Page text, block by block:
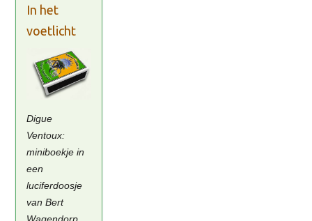
In het
voetlicht
Digue
Ventoux:
miniboekje in
een
luciferdoosje
van Bert
Wagendorp